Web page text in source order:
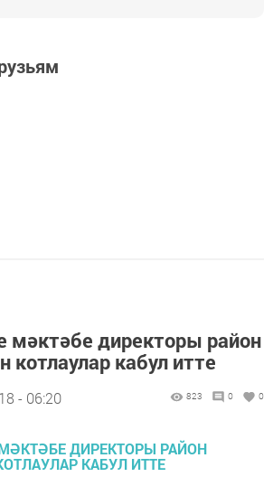
мәктәбе директоры район
кабул итте
- 06:20 823 0 0